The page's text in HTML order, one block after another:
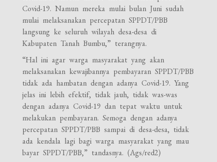
Covid-19. Namun mereka mulai bulan Juni sudah
mulai melaksanakan percepatan SPPDT/PBB
langsung ke seluruh wilayah desa-desa di
Kabupaten Tanah Bumbu,” terangnya.
“Hal ini agar warga masyarakat yang akan
melaksanakan kewajibannya pembayaran SPPDT/PBB
tidak ada hambatan dengan adanya Covid-19. Yang
jelas ini lebih efektif, tidak jauh, tidak was-was
dengan adanya Covid-19 dan tepat waktu untuk
melakukan pembayaran. Semoga dengan adanya
percepatan SPPDT/PBB sampai di desa-desa, tidak
ada kendala lagi bagi warga masyarakat yang mau
bayar SPPDT/PBB,” tandasnya. (Ags/red2)